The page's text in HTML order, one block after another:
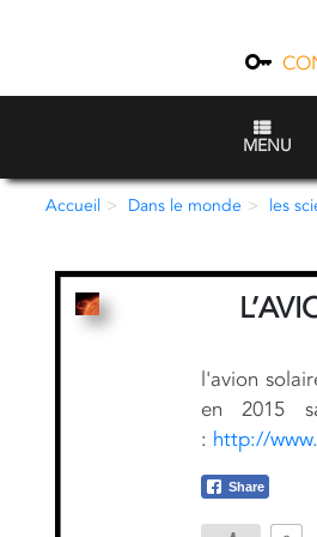
MENU
Accueil Dans le monde les
l'avion
en 2015
: http://
Share